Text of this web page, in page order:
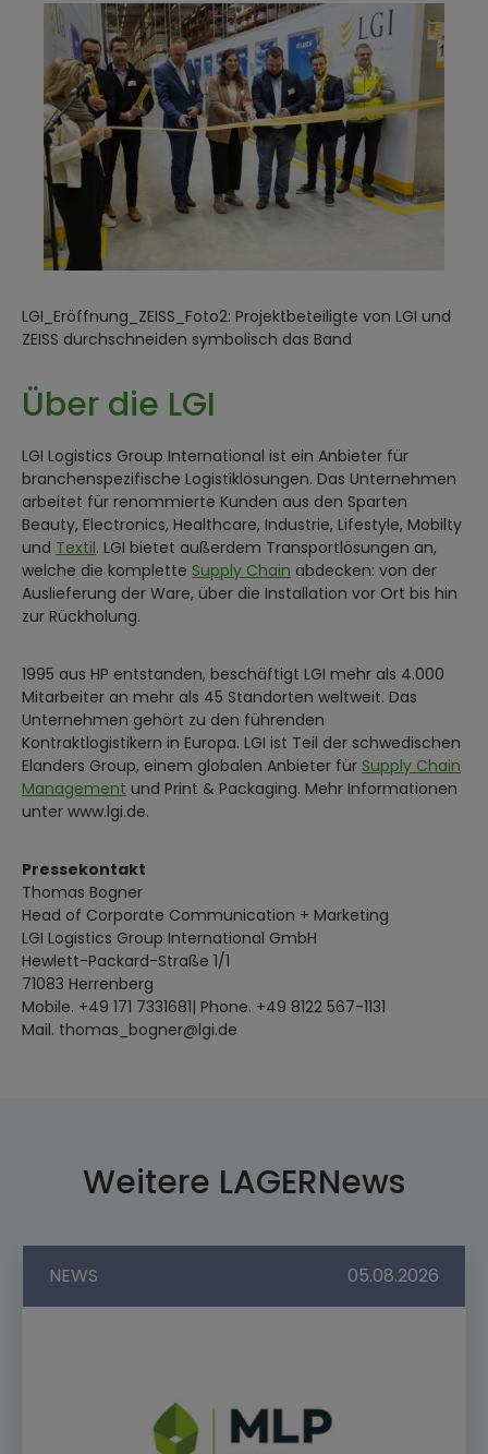
LGI_Eröffnung_ZEISS_Foto2: Projektbeteiligte von LGI und
ZEISS durchschneiden symbolisch das Band
Über die LGI
LGI Logistics Group International ist ein Anbieter für
branchenspezifische Logistiklösungen. Das Unternehmen
arbeitet für renommierte Kunden aus den Sparten
Beauty, Electronics, Healthcare, Industrie, Lifestyle, Mobilty
und Textil. LGI bietet außerdem Transportlösungen an,
welche die komplette Supply Chain abdecken: von der
Auslieferung der Ware, über die Installation vor Ort bis hin
zur Rückholung.
1995 aus HP entstanden, beschäftigt LGI mehr als 4.000
Mitarbeiter an mehr als 45 Standorten weltweit. Das
Unternehmen gehört zu den führenden
Kontraktlogistikern in Europa. LGI ist Teil der schwedischen
Elanders Group, einem globalen Anbieter für Supply Chain
Management und Print & Packaging. Mehr Informationen
unter www.lgi.de.
Pressekontakt
Thomas Bogner
Head of Corporate Communication + Marketing
LGI Logistics Group International GmbH
Hewlett-Packard-Straße 1/1
71083 Herrenberg
Mobile. +49 171 7331681| Phone. +49 8122 567-1131
Mail. thomas_bogner@lgi.de
Weitere LAGERNews
NEWS 05.08.2026